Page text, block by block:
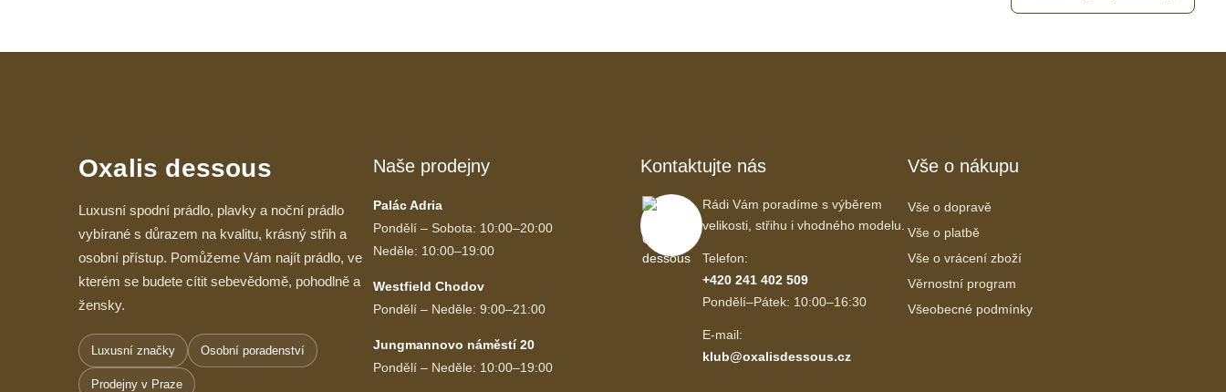
Oxalis dessous
Luxusní spodní prádlo, plavky a noční prádlo
vybírané s důrazem na kvalitu, krásný střih a
osobní přístup. Pomůžeme Vám najít prádlo, ve
kterém se budete cítit sebevědomě, pohodlně a
žensky.
Luxusní značky Osobní poradenství
Prodejny v Praze
Naše prodejny
Palác Adria
Pondělí – Sobota: 10:00–20:00
Neděle: 10:00–19:00
Westfield Chodov
Pondělí – Neděle: 9:00–21:00
Jungmannovo náměstí 20
Pondělí – Neděle: 10:00–19:00
Kontaktujte nás
Rádi Vám poradíme s výběrem
velikosti, střihu i vhodného modelu.
Telefon:
+420 241 402 509
Pondělí–Pátek: 10:00–16:30
E-mail:
klub@oxalisdessous.cz
Vše o nákupu
Vše o dopravě
Vše o platbě
Vše o vrácení zboží
Věrnostní program
Všeobecné podmínky